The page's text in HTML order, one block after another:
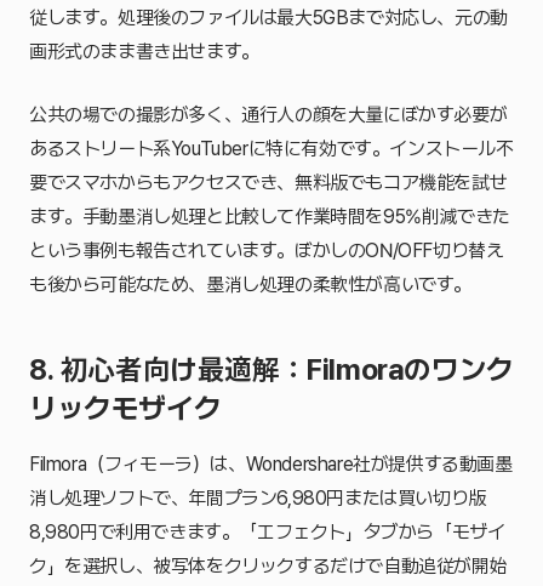
従します。処理後のファイルは最大5GBまで対応し、元の動
画形式のまま書き出せます。
公共の場での撮影が多く、通行人の顔を大量にぼかす必要が
あるストリート系YouTuberに特に有効です。インストール不
要でスマホからもアクセスでき、無料版でもコア機能を試せ
ます。手動墨消し処理と比較して作業時間を95%削減できた
という事例も報告されています。ぼかしのON/OFF切り替え
も後から可能なため、墨消し処理の柔軟性が高いです。
8. 初心者向け最適解：Filmoraのワンク
リックモザイク
Filmora（フィモーラ）は、Wondershare社が提供する動画墨
消し処理ソフトで、年間プラン6,980円または買い切り版
8,980円で利用できます。「エフェクト」タブから「モザイ
ク」を選択し、被写体をクリックするだけで自動追従が開始